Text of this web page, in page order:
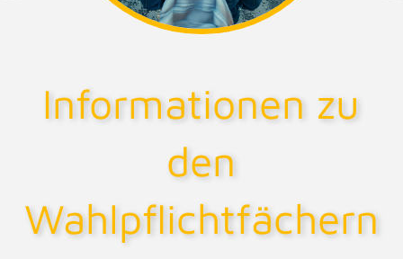
Informationen zu
den
Wahlpflichtfächern